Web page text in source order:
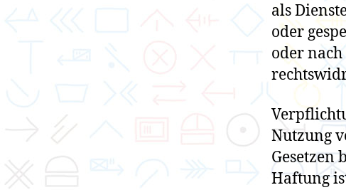
als
oder
oder
Nutzung
Gesetzen
Haftung